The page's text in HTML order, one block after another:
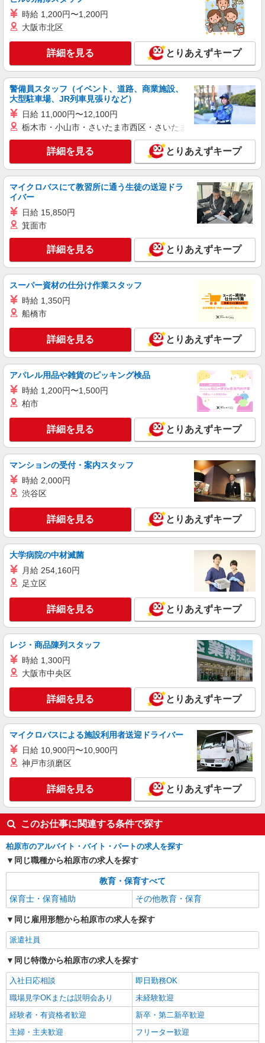
勤の場合も駐車場代・ガソリン代は弊社負担） ・
各種保険完備 ・昇給あり
大阪府柏原市にある私立認可保育園
詳細を見る
正社員
ベルサンテスタッフ株式会社 大阪本社
正社員保育士/柏原市 シフト制 賞与あり
就職祝い金 年間休日120日
【月給】245,630円〜 （短大卒の方：【月給】
240,950円〜） ・賞与：初年度年2回／次年度年3
回 ・昇給：年1回、1,600円〜3,000円 ・交通費：
全額支給（月額30,000円迄）
大阪府柏原市にある私立認可保育園
詳細を見る
派遣社員 紹介予定派遣
ベルサンテ株式会社 大阪本社
保育士/登園受入れサポート 週3日〜 扶養
内 人間関係◎ 駅チカ
【時給】1,350円〜 ・交通費全額支給 （車通
勤の場合も駐車場代・ガソリン代は弊社負担） ・
大阪府柏原市にある私立認可保育園
キープ 詳細を見る
株式会社ブレイブ（マイナビグループ）/MDM27
保育士（要資格） ◆保育園、学童施設、企業
時給1,300円〜1,500円＋交通費 ※給与幅は経
験・能力による ◆支払い方法 ＊日払い・週払い可
◆交通費：別途全額支給 ※当社規定あり
大阪府柏原市 【最寄駅】 ◆各線「柏原駅」 ◆
近鉄大阪線「安堂駅」 ◆近鉄大阪線「大阪教育大
前駅」 ★その他、近隣に多数勤務地あります！
キープ 詳細を見る
ベルサンテ株式会社 大阪本社
保育教諭/扶養内 短時間 シフト相談OK 残
業なし 資格必須
（車通勤の場合も駐車場代・ガソリン代は弊社負
担） ・各種保険完備 ・昇給あり
大阪府柏原市の保育施設 （認可保育園・認定
こども園・幼稚園・小規模保育園・企業内保育所
キープ 詳細を見る
派遣社員 紹介予定派遣
ベルサンテ株式会社 大阪本社
保育士/扶養内 早朝/延長 シフト相談OK
［時給］ 1,300円〜1,500円 ・交通費全額支給
（車通勤の場合も駐車場代・ガソリン代は弊社負
担） ・各種保険完備 ・昇給あり
大阪府柏原市の保育施設 （認可保育園・認定
こども園・幼稚園・小規模保育園・企業内保育所
など）
キープ 詳細を見る
紹介予定派遣
ベルサンテ株式会社 大阪本社
保育士/土曜日 週1日 隔週OK 補助業務
ダブルワーク
［時給］ 1,500円〜1,700円 ・交通費全額支給
（車通勤の場合も駐車場代・ガソリン代は弊社負
担） ・各種保険完備 ・昇給あり
大阪府柏原市の保育施設 （認可保育園・認定
こども園・幼稚園・小規模保育園・企業内保育所
など）
キープ 詳細を見る
時給 1,200円〜1,200円
大阪市北区
詳細を見る とりあえずキープ
警備員スタッフ（イベント、道路、商業施設、
大型駐車場、JR列車見張りなど）
日給 11,000円〜12,100円
栃木市・小山市・さいたま市西区・さいたま市岩槻区・久喜市・
詳細を見る とりあえずキープ
マイクロバスにて教習所に通う生徒の送迎ドラ
イバー
日給 15,850円
箕面市
詳細を見る とりあえずキープ
スーパー資材の仕分け作業スタッフ
時給 1,350円
船橋市
詳細を見る とりあえずキープ
アパレル用品や雑貨のピッキング検品
時給 1,200円〜1,500円
柏市
詳細を見る とりあえずキープ
マンションの受付・案内スタッフ
時給 2,000円
渋谷区
詳細を見る とりあえずキープ
大学病院の中材滅菌
月給 254,160円
足立区
詳細を見る とりあえずキープ
レジ・商品陳列スタッフ
時給 1,300円
大阪市中央区
詳細を見る とりあえずキープ
マイクロバスによる施設利用者送迎ドライバー
日給 10,900円〜10,900円
神戸市須磨区
詳細を見る とりあえずキープ
このお仕事に関連する条件で探す
柏原市のアルバイト・バイト・パートの求人を探す
同じ職種から柏原市の求人を探す
教育・保育すべて
保育士・保育補助
その他教育・保育
同じ雇用形態から柏原市の求人を探す
派遣社員
同じ特徴から柏原市の求人を探す
入社日応相談
即日勤務OK
職場見学OKまたは説明会あり
未経験歓迎
経験者・有資格者歓迎
新卒・第二新卒歓迎
主婦・主夫歓迎
フリーター歓迎